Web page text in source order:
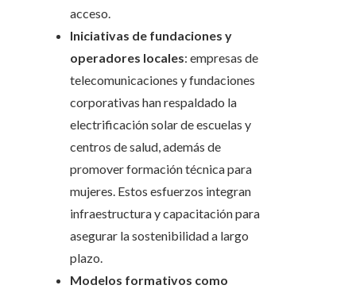
acceso.
Iniciativas de fundaciones y
operadores locales: empresas de
telecomunicaciones y fundaciones
corporativas han respaldado la
electrificación solar de escuelas y
centros de salud, además de
promover formación técnica para
mujeres. Estos esfuerzos integran
infraestructura y capacitación para
asegurar la sostenibilidad a largo
plazo.
Modelos formativos como